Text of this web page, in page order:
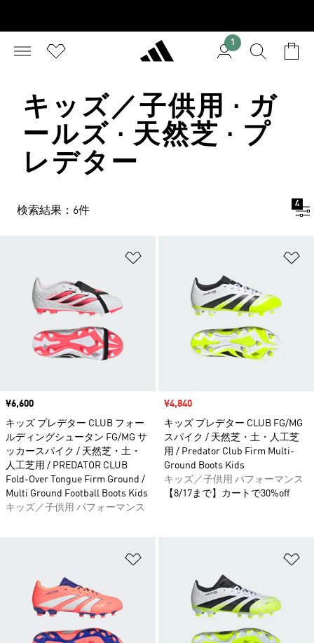
1
キッズ／子供用 · ガ
ールズ · 天然芝 · プ
レデター
検索結果：6件
4
価格
¥6,600
キッズ プレデター CLUB フォー
ルディングシュータン FG/MG サ
ッカースパイク / 天然芝・土・
人工芝用 / PREDATOR CLUB
Fold-Over Tongue Firm Ground /
Multi Ground Football Boots Kids
キッズ／子供用 パフォーマンス
セール価格
¥4,840
キッズ プレデター CLUB FG/MG
スパイク / 天然芝・土・人工芝
用 / Predator Club Firm Multi-
Ground Boots Kids
キッズ／子供用 パフォーマンス
【8/17まで】カートで30%off